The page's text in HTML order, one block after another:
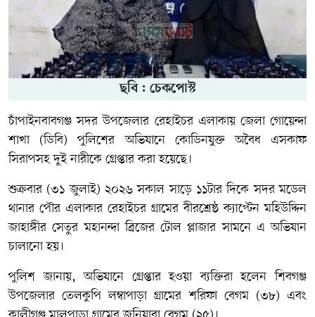
ছবি : চেকপোস্ট
চাঁপাইনবাবগঞ্জ সদর উপজেলার রেহাইচর এলাকায় জেলা গোয়েন্দা
শাখা (ডিবি) পুলিশের অভিযানে কোডিনযুক্ত অবৈধ এসকাফ
সিরাপসহ দুই নারীকে গ্রেপ্তার করা হয়েছে।
শুক্রবার (৩১ জুলাই) ২০২৬ সকাল সাড়ে ১১টার দিকে সদর মডেল
থানার পৌর এলাকার রেহাইচর গ্রামের বীরশ্রেষ্ঠ ক্যাপ্টেন মহিউদ্দিন
জাহাঙ্গীর সেতুর মহানন্দা ব্রিজের টোল প্লাজার সামনে এ অভিযান
চালানো হয়।
পুলিশ জানায়, অভিযানে গ্রেপ্তার হওয়া ব্যক্তিরা হলেন শিবগঞ্জ
উপজেলার তেলকুপি লম্বাপাড়া গ্রামের শরিফা বেগম (৩৮) এবং